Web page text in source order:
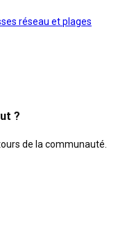
réseau et plages
?
de la communauté.